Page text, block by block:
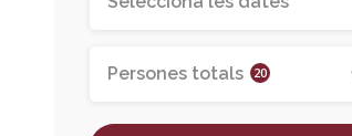
Persones totals 20